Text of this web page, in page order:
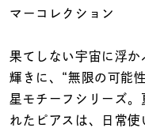
レディース
リングサイズ
マーコレクション
果てしない宇宙に浮
輝きに、“無限の可能
星モチーフシリーズ
れたピアスは、日常使